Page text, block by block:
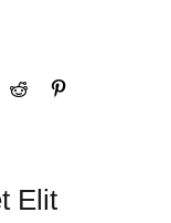
Elit